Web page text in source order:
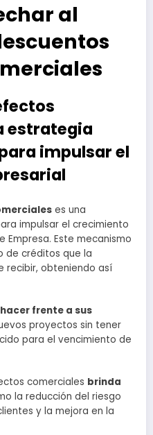
al
estrategia
impulsar el
es una
impulsar el crecimiento
Este mecanismo
de créditos que la
recibir, obteniendo así
frente a sus
proyectos sin tener
para el vencimiento de
comerciales brinda
la reducción del riesgo
y la mejora en la